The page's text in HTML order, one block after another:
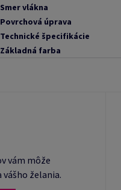
Smer vlákna
Povrchová úprava
Technické špecifikácie
Základná farba
vám môže
želania.